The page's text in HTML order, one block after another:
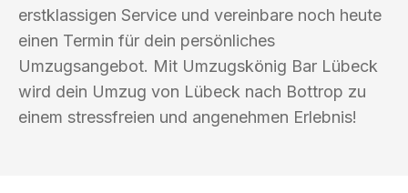
erstklassigen Service und vereinbare noch heute
einen Termin für dein persönliches
Umzugsangebot. Mit Umzugskönig Bar Lübeck
wird dein Umzug von Lübeck nach Bottrop zu
einem stressfreien und angenehmen Erlebnis!